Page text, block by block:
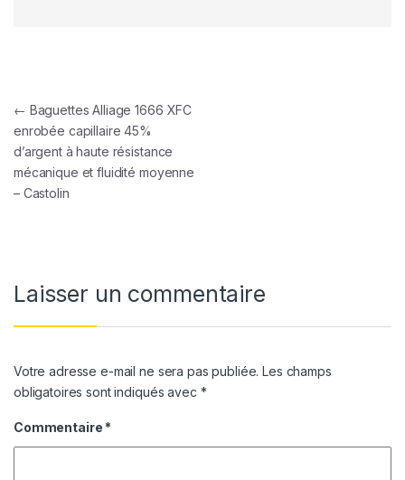
Navigation de l’article
← Baguettes Alliage 1666 XFC
enrobée capillaire 45%
d’argent à haute résistance
mécanique et fluidité moyenne
– Castolin
Laisser un commentaire
Votre adresse e-mail ne sera pas publiée. Les champs
obligatoires sont indiqués avec *
Commentaire *